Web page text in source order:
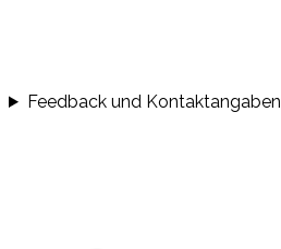
Feedback und Kontaktangaben